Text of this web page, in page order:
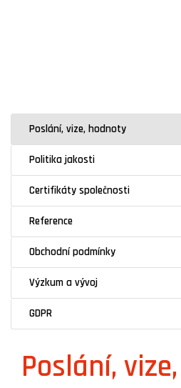
Poslání, vize, hodnoty
Politika jakosti
Certifikáty společnosti
Reference
Obchodní podmínky
Výzkum a vývoj
GDPR
Poslání,